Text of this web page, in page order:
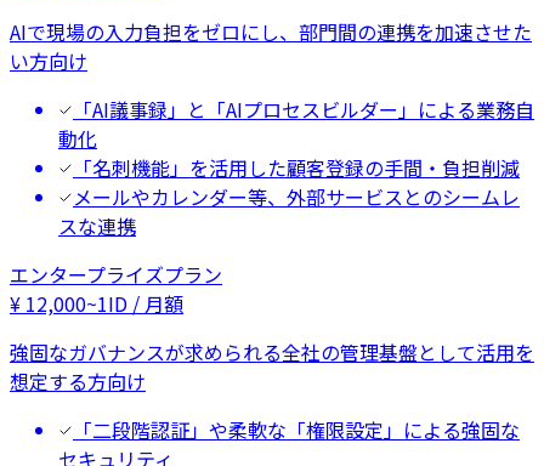
AIで現場の入力負担をゼロにし、部門間の連携を加速させた
い方向け
「AI議事録」と「AIプロセスビルダー」による業務自
動化
「名刺機能」を活用した顧客登録の手間・負担削減
メールやカレンダー等、外部サービスとのシームレ
スな連携
エンタープライズプラン
¥ 12,000~1ID / 月額
強固なガバナンスが求められる全社の管理基盤として活用を
想定する方向け
「二段階認証」や柔軟な「権限設定」による強固な
セキュリティ